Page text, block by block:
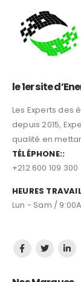
le 1er site
Les Experts des
depuis 2015,
qualité en
TÉLÉPHONE::
+212 600 109 300
HEURES
Lun - Sam /